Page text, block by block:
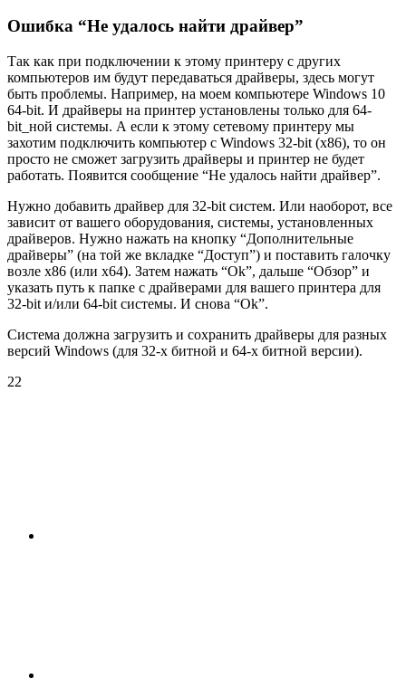
Ошибка “Не удалось найти драйвер”
Так как при подключении к этому принтеру с других
компьютеров им будут передаваться драйверы, здесь могут
быть проблемы. Например, на моем компьютере Windows 10
64-bit. И драйверы на принтер установлены только для 64-
bit_ной системы. А если к этому сетевому принтеру мы
захотим подключить компьютер с Windows 32-bit (x86), то он
просто не сможет загрузить драйверы и принтер не будет
работать. Появится сообщение “Не удалось найти драйвер”.
Нужно добавить драйвер для 32-bit систем. Или наоборот, все
зависит от вашего оборудования, системы, установленных
драйверов. Нужно нажать на кнопку “Дополнительные
драйверы” (на той же вкладке “Доступ”) и поставить галочку
возле x86 (или x64). Затем нажать “Ok”, дальше “Обзор” и
указать путь к папке с драйверами для вашего принтера для
32-bit и/или 64-bit системы. И снова “Ok”.
Система должна загрузить и сохранить драйверы для разных
версий Windows (для 32-х битной и 64-х битной версии).
22